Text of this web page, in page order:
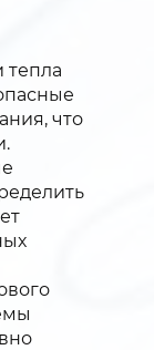
тепла
что